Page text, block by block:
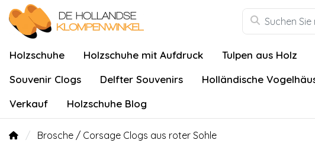
Holzschuhe Holzschuhe mit Aufdruck Tulpen aus Holz
Souvenir Clogs
Delfter Souvenirs Holländische
Verkauf
Holzschuhe Blog
Brosche / Corsage Clogs aus roter Sohle